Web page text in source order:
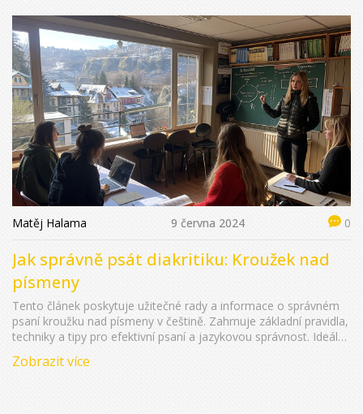
Matěj Halama 9 června 2024 0
Jak správně psát diakritiku: Kroužek nad
písmeny
Tento článek poskytuje užitečné rady a informace o správném
psaní kroužku nad písmeny v češtině. Zahrnuje základní pravidla,
techniky a tipy pro efektivní psaní a jazykovou správnost. Ideální
českého pravopisu.
Zobrazit více